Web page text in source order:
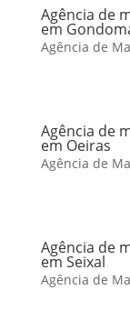
Agência de
em
Agência de
Agência de
em Oeiras
Agência de
Agência de
em Seixal
Agência de